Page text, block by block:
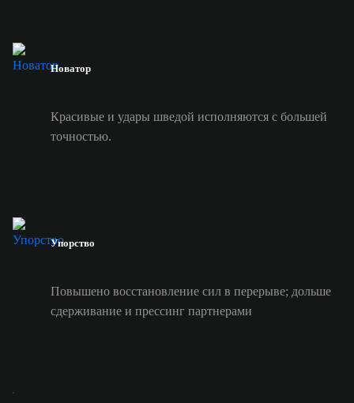
Новатор
Красивые и удары шведой исполняются с большей
точностью.
Упорство
Повышено восстановление сил в перерыве; дольше
сдерживание и прессинг партнерами